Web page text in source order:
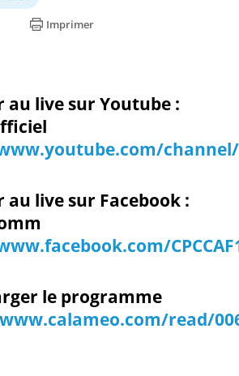
Imprimer
au live sur Youtube :
channel/
au live sur Facebook :
le programme
read/